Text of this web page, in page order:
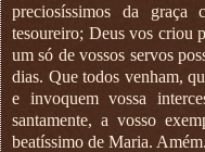
preciosíssimos da
tesoureiro; Deus vos criou
um só de vossos servos
dias. Que todos venham,
e invoquem vossa
santamente, a vosso
beatíssimo de Maria. Amém.